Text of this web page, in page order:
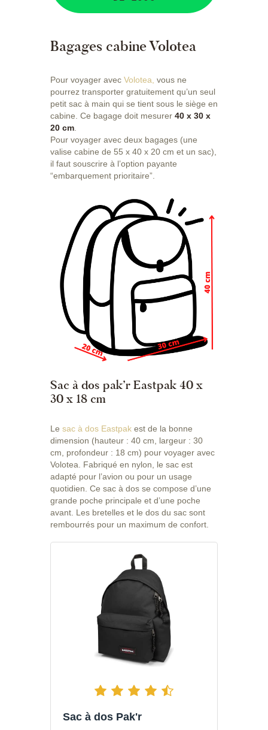
Bagages cabine Volotea
Pour voyager avec Volotea, vous ne
pourrez transporter gratuitement qu’un seul
petit sac à main qui se tient sous le siège en
cabine. Ce bagage doit mesurer 40 x 30 x
20 cm
Pour voyager avec deux bagages (une
valise cabine de 55 x 40 x 20 cm et un sac),
il faut souscrire à l’option payante
“embarquement prioritaire”.
Sac à dos pak’r Eastpak 40 x
30 x 18 cm
Le sac à dos Eastpak est de la bonne
dimension (hauteur : 40 cm, largeur : 30
cm, profondeur : 18 cm) pour voyager avec
Volotea. Fabriqué en nylon, le sac est
adapté pour l’avion ou pour un usage
quotidien. Ce sac à dos se compose d’une
grande poche principale et d’une poche
avant. Les bretelles et le dos du sac sont
rembourrés pour un maximum de confort.
Sac à dos Pak'r